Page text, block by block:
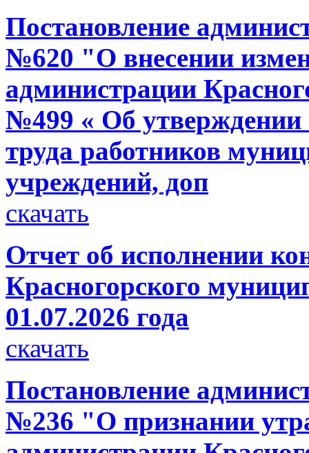
Постановление
№620 "О внесении
администрации
№499 « Об утверждении
труда работников
учреждений, доп
скачать
Отчет об исполнении
Красногорского
01.07.2026 года
скачать
Постановление
№236 "О признании